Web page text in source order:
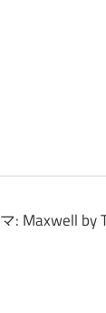
: Maxwell by